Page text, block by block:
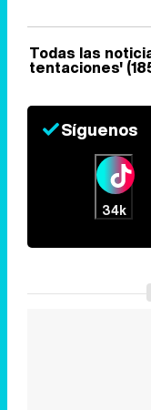
Todas las
tentaciones'
Síguenos
34k